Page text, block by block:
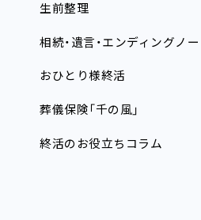
生前整理
相続・遺言・エンディングノー
おひとり様終活
葬儀保険「千の風」
終活のお役立ちコラム